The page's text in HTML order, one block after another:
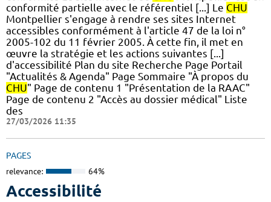
conformité partielle avec le référentiel [...] Le CHU
Montpellier s'engage à rendre ses sites Internet
accessibles conformément à l'article 47 de la loi n°
2005-102 du 11 février 2005. À cette fin, il met en
œuvre la stratégie et les actions suivantes [...]
d'accessibilité Plan du site Recherche Page Portail
"Actualités & Agenda" Page Sommaire "À propos du
CHU" Page de contenu 1 "Présentation de la RAAC"
Page de contenu 2 "Accès au dossier médical" Liste
des
27/03/2026 11:35
PAGES
relevance: 64%
Accessibilité